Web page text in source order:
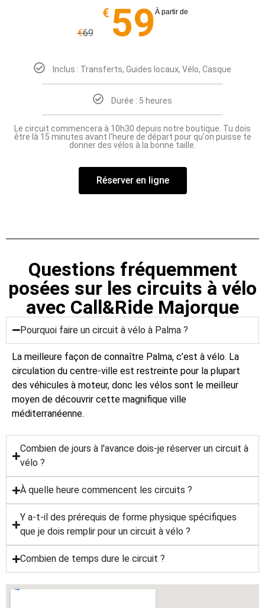
€69
€ 59À partir de
Inclus : Transferts, Guides locaux, Vélo, Casque
Durée : 5 heures
Le circuit commencera à 10h30 depuis notre boutique. Tu dois
être là 15 minutes avant l'heure de départ pour qu'on puisse te
donner des vélos à la bonne taille.
Réserver en ligne
Questions fréquemment
posées sur les circuits à vélo
avec Call&Ride Majorque
Pourquoi faire un circuit à vélo à Palma ?
La meilleure façon de connaître Palma, c’est à vélo. La
circulation du centre-ville est restreinte pour la plupart
des véhicules à moteur, donc les vélos sont le meilleur
moyen de découvrir cette magnifique ville
méditerranéenne.
Combien de jours à l'avance dois-je réserver un circuit à
vélo ?
À quelle heure commencent les circuits ?
Y a-t-il des prérequis de forme physique spécifiques
que je dois remplir pour un circuit à vélo ?
Combien de temps dure le circuit ?